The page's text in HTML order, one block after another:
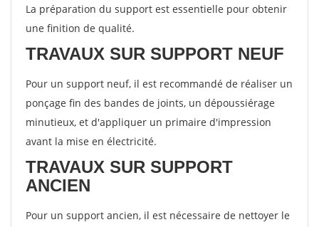
La préparation du support est essentielle pour obtenir
une finition de qualité.
TRAVAUX SUR SUPPORT NEUF
Pour un support neuf, il est recommandé de réaliser un
ponçage fin des bandes de joints, un dépoussiérage
minutieux, et d'appliquer un primaire d'impression
avant la mise en électricité.
TRAVAUX SUR SUPPORT
ANCIEN
Pour un support ancien, il est nécessaire de nettoyer le